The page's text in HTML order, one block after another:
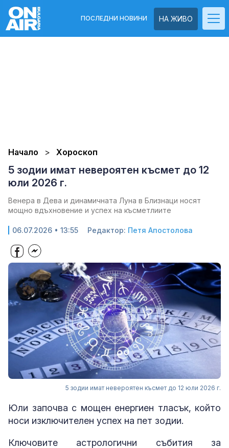
НА ЖИВО
ПОСЛЕДНИ НОВИНИ
Начало Хороскоп
5 зодии имат невероятен късмет до 12
юли 2026 г.
Венера в Дева и динамичната Луна в Близнаци носят
мощно вдъхновение и успех на късметлиите
06.07.2026 • 13:55 Редактор: Петя Апостолова
5 зодии имат невероятен късмет до 12 юли 2026 г.
Юли започва с мощен енергиен тласък, който
носи изключителен успех на пет зодии.
Ключовите астрологични събития за